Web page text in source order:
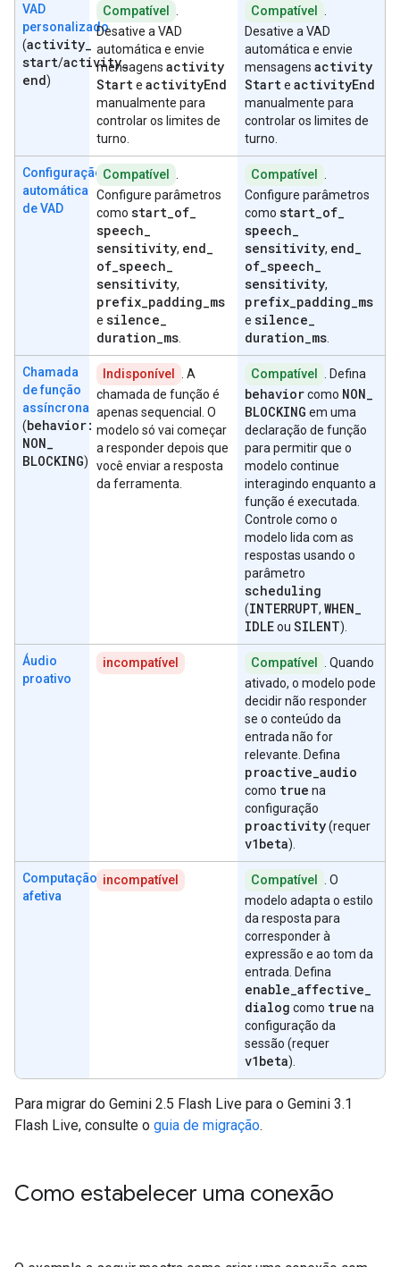
VAD
personalizado
(activity_
start/activity_
end)
Compatível
Desative a VAD
automática e envie
mensagens activity
Starte activityEnd
manualmente para
controlar os limites de
turno.
Compatível
Desative a VAD
automática e envie
mensagens activity
Starte activityEnd
manualmente para
controlar os limites de
turno.
Configuração
automática
de VAD
Compatível
Configure parâmetros
como start_of_
speech_
sensitivity, end_
of_speech_
sensitivity,
prefix_padding_ms
e silence_
duration_ms.
Compatível
Configure parâmetros
como start_of_
speech_
sensitivity, end_
of_speech_
sensitivity,
prefix_padding_ms
e silence_
duration_ms.
Chamada
de função
assíncrona
(behavior:
NON_
BLOCKING)
Indisponível
. A
chamada de função é
apenas sequencial. O
modelo só vai começar
a responder depois que
você enviar a resposta
da ferramenta.
Compatível . Defina
behaviorcomo NON_
BLOCKING em uma
declaração de função
para permitir que o
modelo continue
interagindo enquanto a
função é executada.
Controle como o
modelo lida com as
respostas usando o
parâmetro
scheduling
(INTERRUPT, WHEN_
IDLEou SILENT).
Áudio
proativo
incompatível Compatível
. Quando
ativado, o modelo pode
decidir não responder
se o conteúdo da
entrada não for
relevante. Defina
proactive_audio
como true na
configuração
proactivity(requer
v1beta).
Computação
afetiva
incompatível Compatível
. O
modelo adapta o estilo
da resposta para
corresponder à
expressão e ao tom da
entrada. Defina
enable_affective_
dialog como true na
configuração da
sessão (requer
v1beta).
Para migrar do Gemini 2.5 Flash Live para o Gemini 3.1
Flash Live, consulte o guia de migração.
Como estabelecer uma conexão